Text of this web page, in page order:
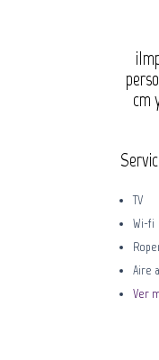
cm
TV
Wi-fi
Aire
Ver